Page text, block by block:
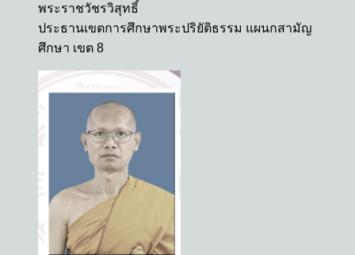
พระราชวัชรวิสุทธิ์
ประธานเขตการศึกษาพระปริยัติธรรม แผนกสามัญ
ศึกษา เขต 8